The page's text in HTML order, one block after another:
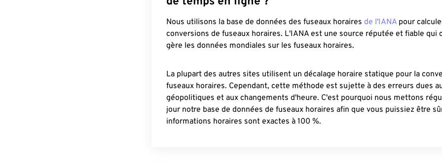
Nous utilisons la base de données des fuseaux horaires de l'IANA pour
conversions de fuseaux horaires. L'IANA est une source réputée et fiable qui
gère les données mondiales sur les fuseaux horaires.
La plupart des autres sites utilisent un décalage horaire statique pour la
fuseaux horaires. Cependant, cette méthode est sujette à des erreurs dues
géopolitiques et aux changements d'heure. C'est pourquoi nous mettons
jour notre base de données de fuseaux horaires afin que vous puissiez être
informations horaires sont exactes à 100 %.